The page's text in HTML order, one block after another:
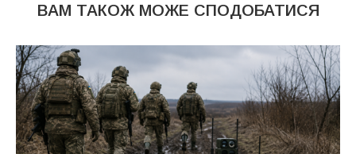
ВАМ ТАКОЖ МОЖЕ СПОДОБАТИСЯ